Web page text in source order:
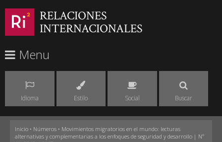
RELACIONES
INTERNACIONALES
Menu
Idioma Estilo Social Buscar
Inicio • Números • Movimientos migratorios en el mundo: lecturas
alternativas y complementarias a los enfoques de seguridad y desarrollo | Nº